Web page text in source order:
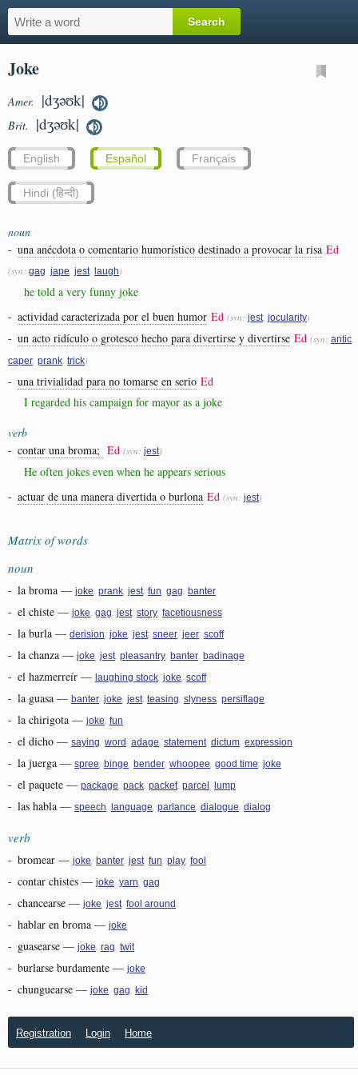
Joke
Amer. |dʒəʊk|
Brit. |dʒəʊk|
English Español Français
Hindi (हिन्दी)
noun
- una anécdota o comentario humorístico destinado a provocar la risa Ed
(syn: gag jape jest laugh )
he told a very funny joke
- actividad caracterizada por el buen humor Ed (syn: jest jocularity)
- un acto ridículo o grotesco hecho para divertirse y divertirse Ed (syn: antic
caper prank trick)
- una trivialidad para no tomarse en serio Ed
I regarded his campaign for mayor as a joke
verb
- contar una broma; Ed (syn: jest)
He often jokes even when he appears serious
- actuar de una manera divertida o burlona Ed (syn: jest)
Matrix of words
noun
- la broma — joke prank jest fun gag banter
- el chiste — joke gag jest story facetiousness
- la burla — derision joke jest sneer jeer scoff
- la chanza — joke jest pleasantry banter badinage
- el hazmerreír — laughing stock joke scoff
- la guasa — banter joke jest teasing slyness persiflage
- la chirigota — joke fun
- el dicho — saying word adage statement dictum expression
- la juerga — spree binge bender whoopee good time joke
- el paquete — package pack packet parcel lump
- las habla — speech language parlance dialogue dialog
verb
- bromear — joke banter jest fun play fool
- contar chistes — joke yarn gag
- chancearse — joke jest fool around
- hablar en broma — joke
- guasearse — joke rag twit
- burlarse burdamente — joke
- chunguearse — joke gag kid
Registration Login Home